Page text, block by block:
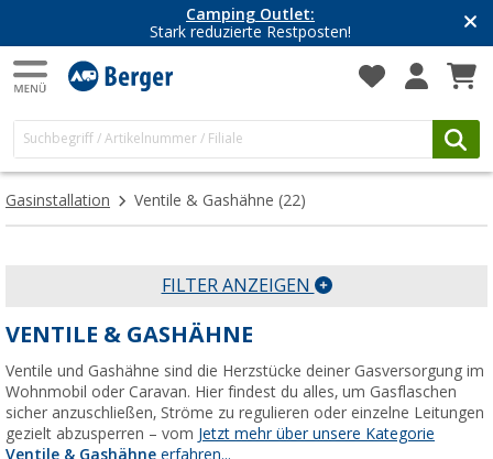
Camping Outlet:
Stark reduzierte Restposten!
Gasinstallation Ventile & Gashähne (22)
FILTER ANZEIGEN
VENTILE & GASHÄHNE
Ventile und Gashähne sind die Herzstücke deiner Gasversorgung im
Wohnmobil oder Caravan. Hier findest du alles, um Gasflaschen
sicher anzuschließen, Ströme zu regulieren oder einzelne Leitungen
gezielt abzusperren – vom Jetzt mehr über unsere Kategorie
Ventile & Gashähne erfahren...